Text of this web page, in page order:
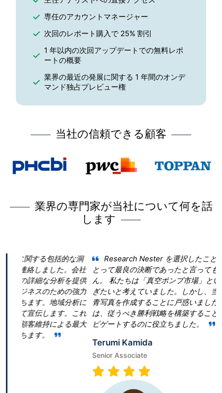
専任のアカウントマネージャー
次回のレポート購入で 25% 割引
1 年以内の次回アップデートでの無料レポ
ートの概要
業界の最近の発展に関する 1 年間のオンデ
マンド独占プレビュー権
当社の信頼できる顧客
業界の専門家が当社について何を話
します
括的な洞
た。会社
析を提供
めの強力
域分析に
す。これ
よる最大
Research Nester を選択したことが当社のビジネ
とって最良の決断であったと言っても過言ではあり
ん。 私たちは「真空ポンプ市場」という領域で当社
ぎたいと考えていました。しかし、当社は効果的な
青写真を作成することに戸惑いました。Research
は、従うべき勝利戦略を構築することで、成功への
ビゲートするのに役立ちました。
Terumi Kamida
Senior Associate